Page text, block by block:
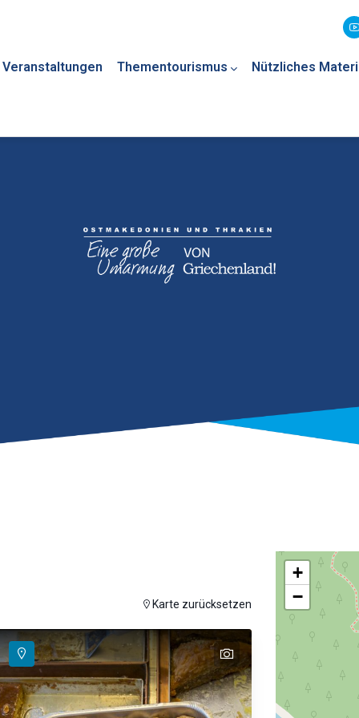
Veranstaltungen Thementourismus Nützliches
Karte zurücksetzen
text
+
−